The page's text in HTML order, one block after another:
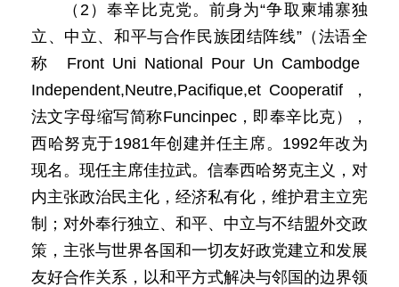
（2）奉辛比克党。前身为“争取柬埔寨独
立、中立、和平与合作民族团结阵线”（法语全
称Front Uni National Pour Un Cambodge
Independent,Neutre,Pacifique,et Cooperatif，
法文字母缩写简称Funcinpec，即奉辛比克），
西哈努克于1981年创建并任主席。1992年改为
现名。现任主席佳拉武。信奉西哈努克主义，对
内主张政治民主化，经济私有化，维护君主立宪
制；对外奉行独立、和平、中立与不结盟外交政
策，主张与世界各国和一切友好政党建立和发展
友好合作关系，以和平方式解决与邻国的边界领